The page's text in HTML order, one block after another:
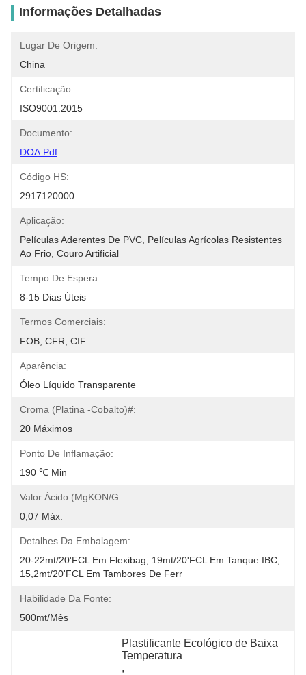
Informações Detalhadas
Lugar De Origem:
China
Certificação:
ISO9001:2015
Documento:
DOA.pdf
Código HS:
2917120000
Aplicação:
Películas Aderentes De PVC, Películas Agrícolas Resistentes
Ao Frio, Couro Artificial
Tempo De Espera:
8-15 Dias Úteis
Termos Comerciais:
FOB, CFR, CIF
Aparência:
Óleo Líquido Transparente
Croma (platina -cobalto)#:
20 Máximos
Ponto De Inflamação:
190 ℃ Min
Valor Ácido (mgKON/g:
0,07 Máx.
Detalhes Da Embalagem:
20-22mt/20'FCL Em Flexibag, 19mt/20'FCL Em Tanque IBC,
15,2mt/20'FCL Em Tambores De Ferr
Habilidade Da Fonte:
500mt/mês
Plastificante Ecológico de Baixa
Temperatura
,